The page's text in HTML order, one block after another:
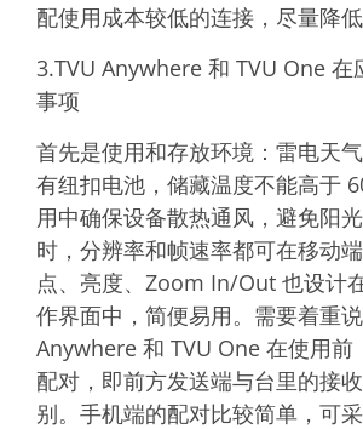
配使用成本较低的连接，尽量降低
3.TVU Anywhere 和 TVU One 在
事项
首先是使用和存放环境：雷电天
有纽扣电池，储藏温度不能高于
用中确保设备散热通风，避免阳
时，分辨率和帧速率都可在移动
点、亮度、Zoom In/Out 也设计
作界面中，简便易用。需要着重
Anywhere 和 TVU One 在使用前
配对，即前方发送端与台里的接
别。手机端的配对比较简单，可